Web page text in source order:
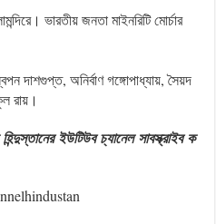
ভারতীয় জনতা মাইনরিটি মোর্চার
দাশগুপ্ত, অনির্বাণ গঙ্গোপাধ্যায়, সৈয়দ
রায়।
হিন্দুস্তানের ইউটিউব চ্যানেল সাবস্ক্রাইব ক